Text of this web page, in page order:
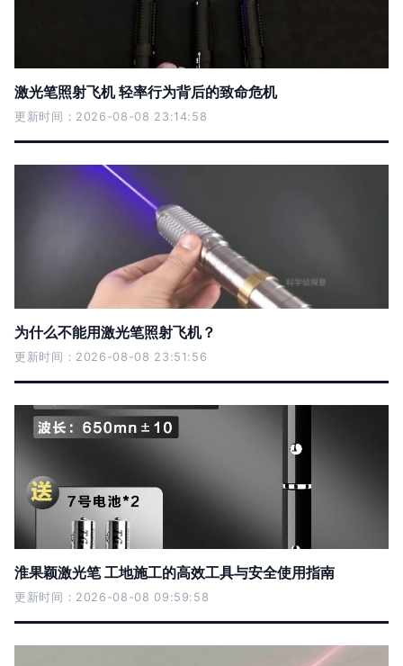
激光笔照射飞机 轻率行为背后的致命危机
更新时间：2026-08-08 23:14:58
为什么不能用激光笔照射飞机？
更新时间：2026-08-08 23:51:56
淮果颖激光笔 工地施工的高效工具与安全使用指南
更新时间：2026-08-08 09:59:58